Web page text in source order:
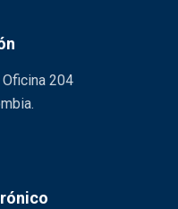
204